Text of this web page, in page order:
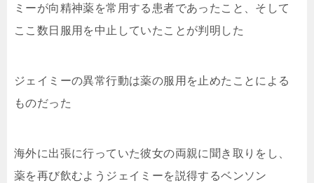
ミーが向精神薬を常用する患者であったこと、そして
ここ数日服用を中止していたことが判明した
ジェイミーの異常行動は薬の服用を止めたことによる
ものだった
海外に出張に行っていた彼女の両親に聞き取りをし、
薬を再び飲むようジェイミーを説得するベンソン